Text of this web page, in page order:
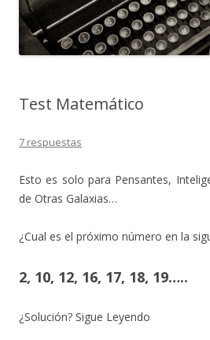
Test Matemático
7 respuestas
Esto es solo para Pensantes,
de Otras Galaxias…
¿Cual es el próximo número en la
2, 10, 12, 16, 17, 18, 19…..
¿Solución? Sigue Leyendo